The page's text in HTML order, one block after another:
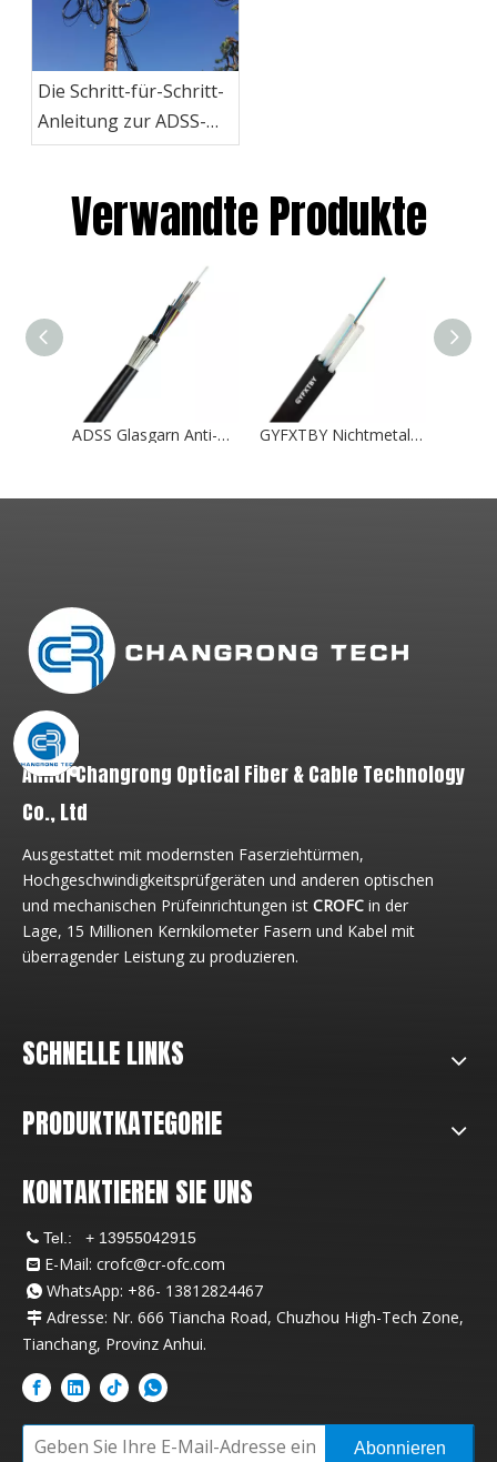
Die Schritt-für-Schritt-
Anleitung zur ADSS-
Kabelinstallation
Verwandte Produkte
ADSS Glasgarn Anti-Nagetier-Antennen-Glasfaserkabel 2-288Kern GYFXTBY Nichtmetallisches ovales flaches Drop-Kabel
Anhui Changrong Optical Fiber & Cable Technology
Co., Ltd
Ausgestattet mit modernsten Faserziehtürmen,
Hochgeschwindigkeitsprüfgeräten und anderen optischen
und mechanischen Prüfeinrichtungen ist CROFC in der
Lage, 15 Millionen Kernkilometer Fasern und Kabel mit
überragender Leistung zu produzieren.
SCHNELLE LINKS
PRODUKTKATEGORIE
KONTAKTIEREN SIE UNS
 Tel.: + 13955042915
 E-Mail: crofc@cr-ofc.com
 WhatsApp: +86- 13812824467
 Adresse: Nr. 666 Tiancha Road, Chuzhou High-Tech Zone,
Tianchang, Provinz Anhui.
Abonnieren